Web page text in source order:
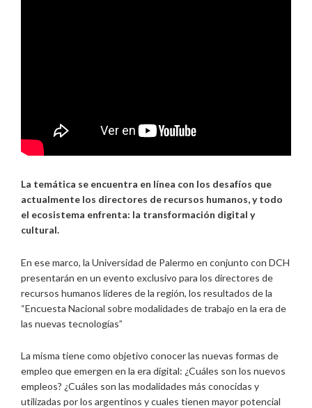
La temática se encuentra en línea con los desafíos que
actualmente los directores de recursos humanos, y todo
el ecosistema enfrenta: la transformación digital y
cultural.
En ese marco, la Universidad de Palermo en conjunto con DCH
presentarán en un evento exclusivo para los directores de
recursos humanos líderes de la región, los resultados de la
“Encuesta Nacional sobre modalidades de trabajo en la era de
las nuevas tecnologías”
La misma tiene como objetivo conocer las nuevas formas de
empleo que emergen en la era digital: ¿Cuáles son los nuevos
empleos? ¿Cuáles son las modalidades más conocidas y
utilizadas por los argentinos y cuales tienen mayor potencial